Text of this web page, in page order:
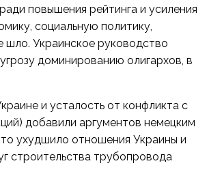
повышения рейтинга и усиления
социальную политику,
шло. Украинское руководство
доминированию олигархов, в
и усталость от конфликта с
добавили аргументов немецким
ухудшило отношения Украины и
строительства трубопровода